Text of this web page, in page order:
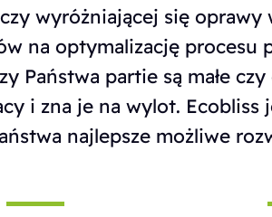
wyróżniającej się oprawy
na optymalizację
Państwa partie są małe
i zna je na wylot.
najlepsze możliwe